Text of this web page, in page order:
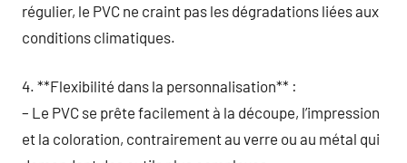
régulier, le PVC ne craint pas les dégradations liées aux
conditions climatiques.
4. **Flexibilité dans la personnalisation** :
– Le PVC se prête facilement à la découpe, l’impression
et la coloration, contrairement au verre ou au métal qui